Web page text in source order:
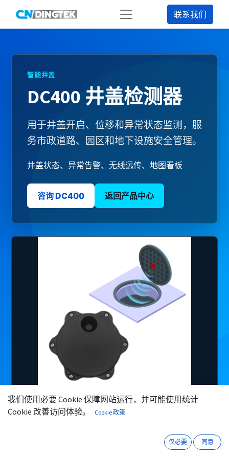
联系我们
智能井盖
DC400 井盖检测器
用于井盖开启、位移和异常状态监测，服
务市政道路、园区和地下设施安全管理。
井盖状态、异常告警、无线远传、地图看板
咨询 DC400 返回产品中心
我们使用必要 Cookie 保障网站运行，并可能使用统计
Cookie 改善访问体验。
Cookie 政策
仅必要 同意